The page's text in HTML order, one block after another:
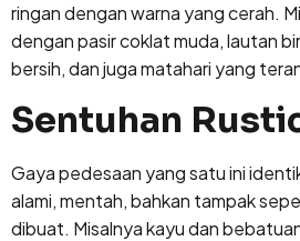
ringan dengan warna yang cerah.
dengan pasir coklat muda, lautan
bersih, dan juga matahari yang
Sentuhan
Gaya pedesaan yang satu ini
alami, mentah, bahkan tampak
dibuat. Misalnya kayu dan